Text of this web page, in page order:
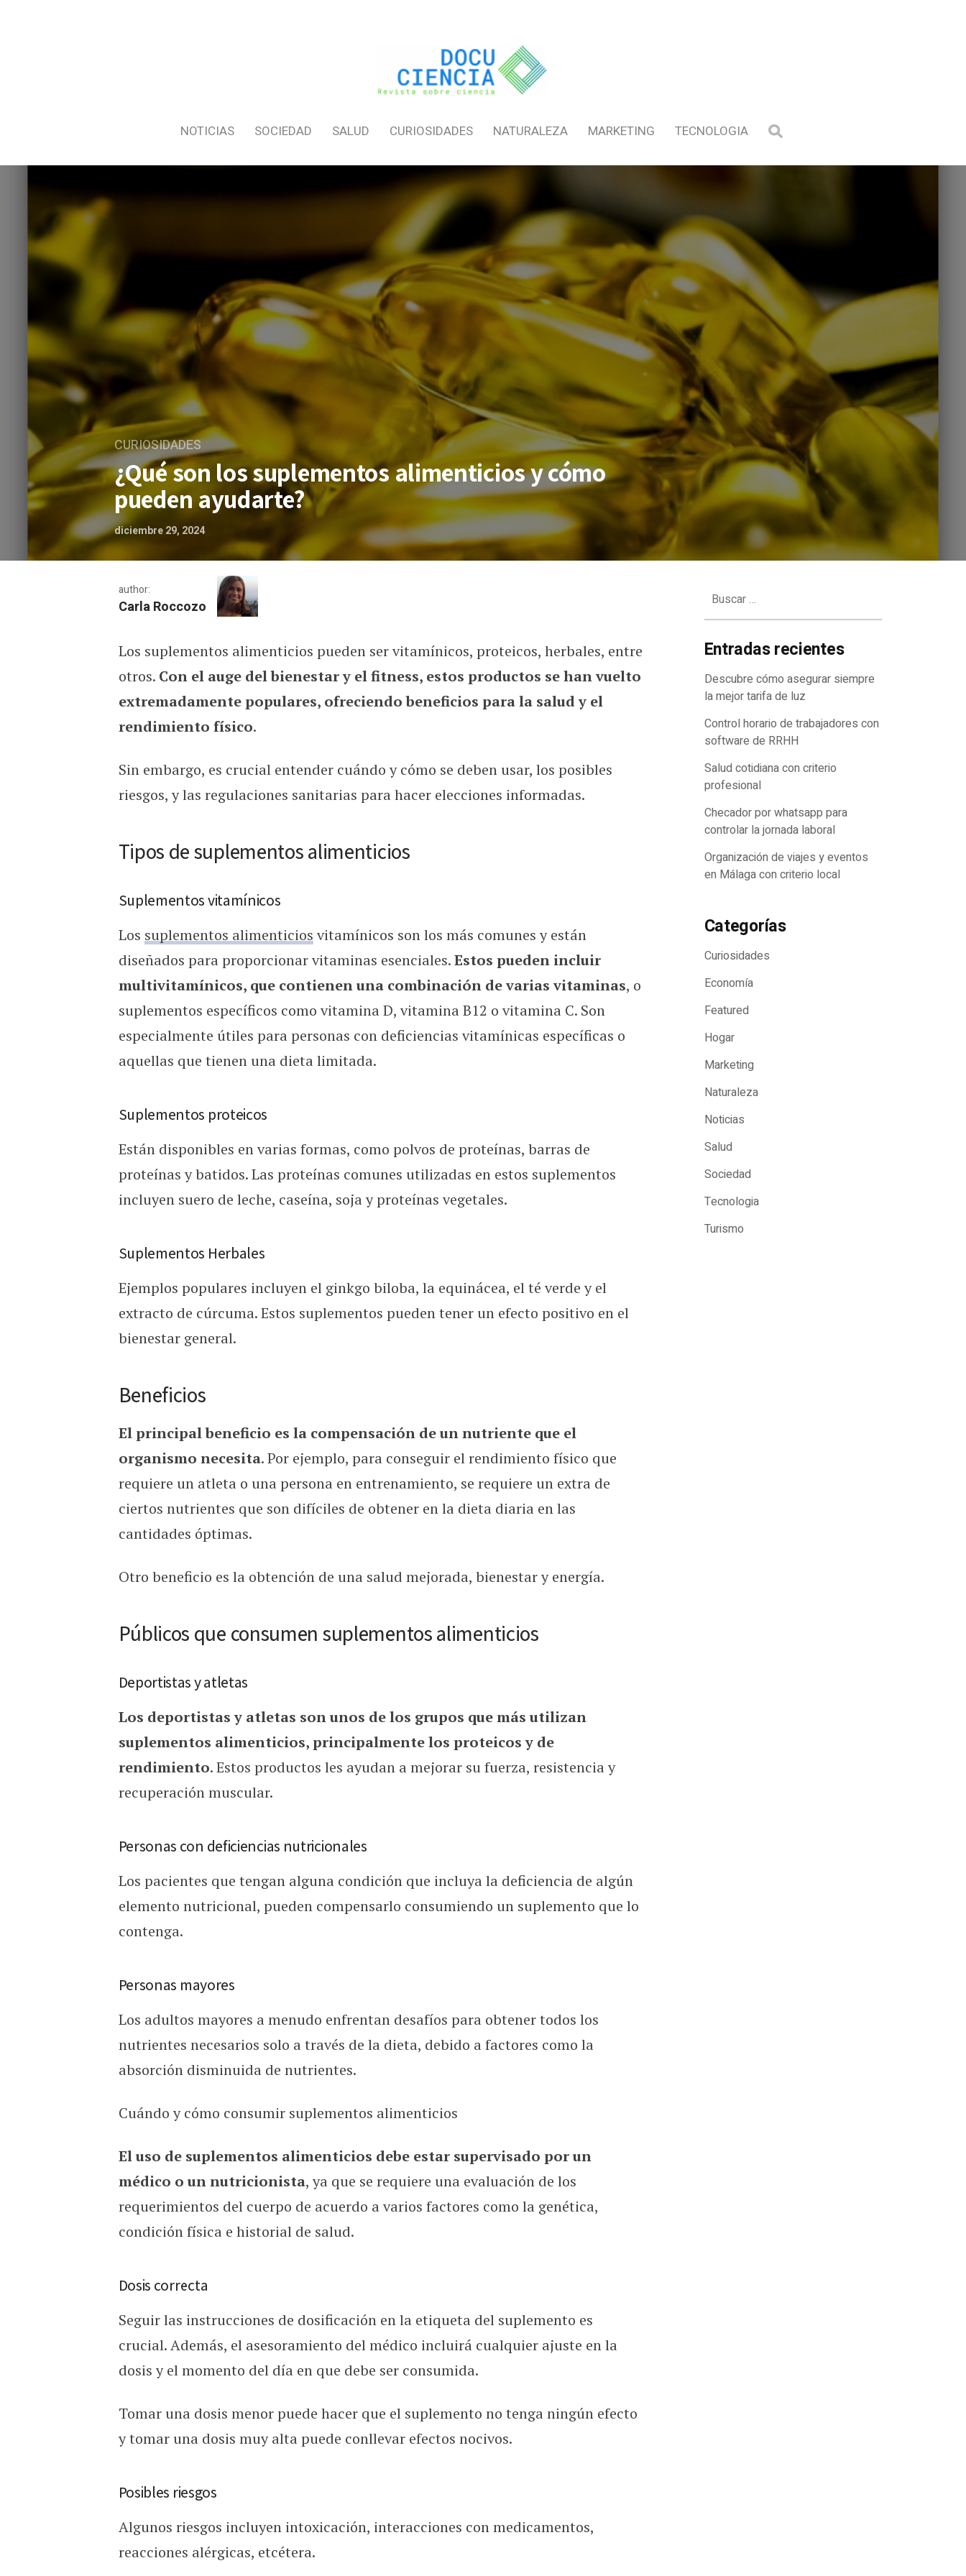
NOTICIAS SOCIEDAD SALUD CURIOSIDADES NATURALEZA MARKETING TECNOLOGIA
CURIOSIDADES
¿Qué son los suplementos alimenticios y cómo
pueden ayudarte?
diciembre 29, 2024
author:
Carla Roccozo
¿Qué son los suplementos alimenticios y cómo pueden ayudarte?
Los suplementos alimenticios pueden ser vitamínicos, proteicos, herbales, entre
otros. Con el auge del bienestar y el fitness, estos productos se han vuelto
extremadamente populares, ofreciendo beneficios para la salud y el
rendimiento físico.
Sin embargo, es crucial entender cuándo y cómo se deben usar, los posibles
riesgos, y las regulaciones sanitarias para hacer elecciones informadas.
Tipos de suplementos alimenticios
Suplementos vitamínicos
Los suplementos alimenticios vitamínicos son los más comunes y están
diseñados para proporcionar vitaminas esenciales.Estos pueden incluir
multivitamínicos, que contienen una combinación de varias vitaminas, o
suplementos específicos como vitamina D, vitamina B12 o vitamina C. Son
especialmente útiles para personas con deficiencias vitamínicas específicas o
aquellas que tienen una dieta limitada.
Suplementos proteicos
Están disponibles en varias formas, como polvos de proteínas, barras de
proteínas y batidos. Las proteínas comunes utilizadas en estos suplementos
incluyen suero de leche, caseína, soja y proteínas vegetales.
Suplementos Herbales
Ejemplos populares incluyen el ginkgo biloba, la equinácea, el té verde y el
extracto de cúrcuma. Estos suplementos pueden tener un efecto positivo en el
bienestar general.
Beneficios
El principal beneficio es la compensación de un nutriente que el
organismo necesita. Por ejemplo, para conseguir el rendimiento físico que
requiere un atleta o una persona en entrenamiento, se requiere un extra de
ciertos nutrientes que son difíciles de obtener en la dieta diaria en las
cantidades óptimas.
Otro beneficio es la obtención de una salud mejorada, bienestar y energía.
Públicos que consumen suplementos alimenticios
Deportistas y atletas
Los deportistas y atletas son unos de los grupos que más utilizan
suplementos alimenticios, principalmente los proteicos y de
rendimiento. Estos productos les ayudan a mejorar su fuerza, resistencia y
recuperación muscular.
Personas con deficiencias nutricionales
Los pacientes que tengan alguna condición que incluya la deficiencia de algún
elemento nutricional, pueden compensarlo consumiendo un suplemento que lo
contenga.
Personas mayores
Los adultos mayores a menudo enfrentan desafíos para obtener todos los
nutrientes necesarios solo a través de la dieta, debido a factores como la
absorción disminuida de nutrientes.
Cuándo y cómo consumir suplementos alimenticios
El uso de suplementos alimenticios debe estar supervisado por un
médico o un nutricionista, ya que se requiere una evaluación de los
requerimientos del cuerpo de acuerdo a varios factores como la genética,
condición física e historial de salud.
Dosis correcta
Seguir las instrucciones de dosificación en la etiqueta del suplemento es
crucial. Además, el asesoramiento del médico incluirá cualquier ajuste en la
dosis y el momento del día en que debe ser consumida.
Tomar una dosis menor puede hacer que el suplemento no tenga ningún efecto
y tomar una dosis muy alta puede conllevar efectos nocivos.
Posibles riesgos
Algunos riesgos incluyen intoxicación, interacciones con medicamentos,
reacciones alérgicas, etcétera.
Entradas recientes
Descubre cómo asegurar siempre
la mejor tarifa de luz
Control horario de trabajadores con
software de RRHH
Salud cotidiana con criterio
profesional
Checador por whatsapp para
controlar la jornada laboral
Organización de viajes y eventos
en Málaga con criterio local
Categorías
Curiosidades
Economía
Featured
Hogar
Marketing
Naturaleza
Noticias
Salud
Sociedad
Tecnologia
Turismo